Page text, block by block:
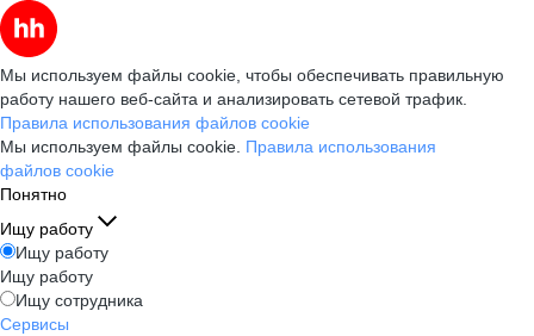
Мы используем файлы cookie, чтобы обеспечивать правильную
работу нашего веб-сайта и анализировать сетевой трафик.
Правила использования файлов cookie
Мы используем файлы cookie. Правила использования
файлов cookie
Понятно
Ищу работу
Ищу работу
Ищу работу
Ищу сотрудника
Сервисы